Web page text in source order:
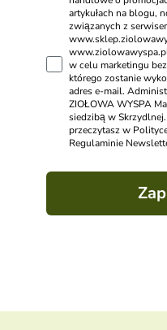
artykułach na blogu,
związanych z
w celu marketingu
którego zostanie
adres e-mail.
ZIOŁOWA WYSPA
siedzibą w
przeczytasz w
Regulaminie